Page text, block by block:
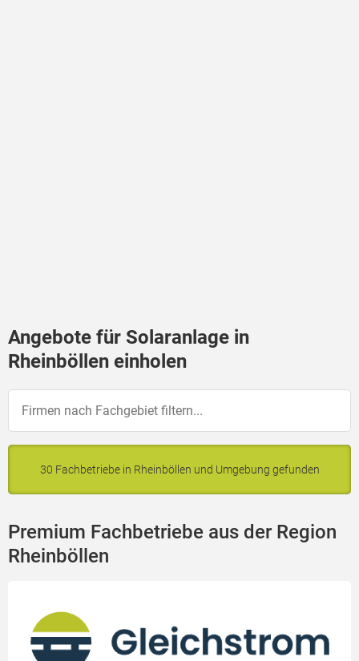
Angebote für Solaranlage in
Rheinböllen einholen
30 Fachbetriebe in Rheinböllen und Umgebung gefunden
Premium Fachbetriebe aus der Region
Rheinböllen